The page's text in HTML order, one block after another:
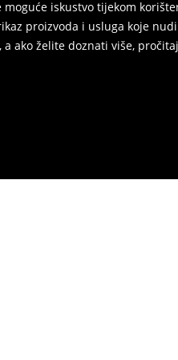
iskustvo tijekom
proizvoda i usluga koje
ako želite doznati više,